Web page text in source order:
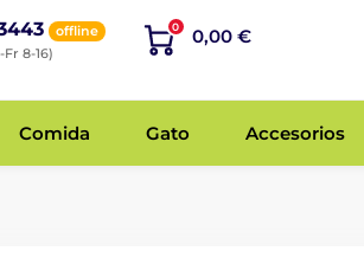
offline
Fr 8-16)
0 0,00 €
Comida Gato Accesorios